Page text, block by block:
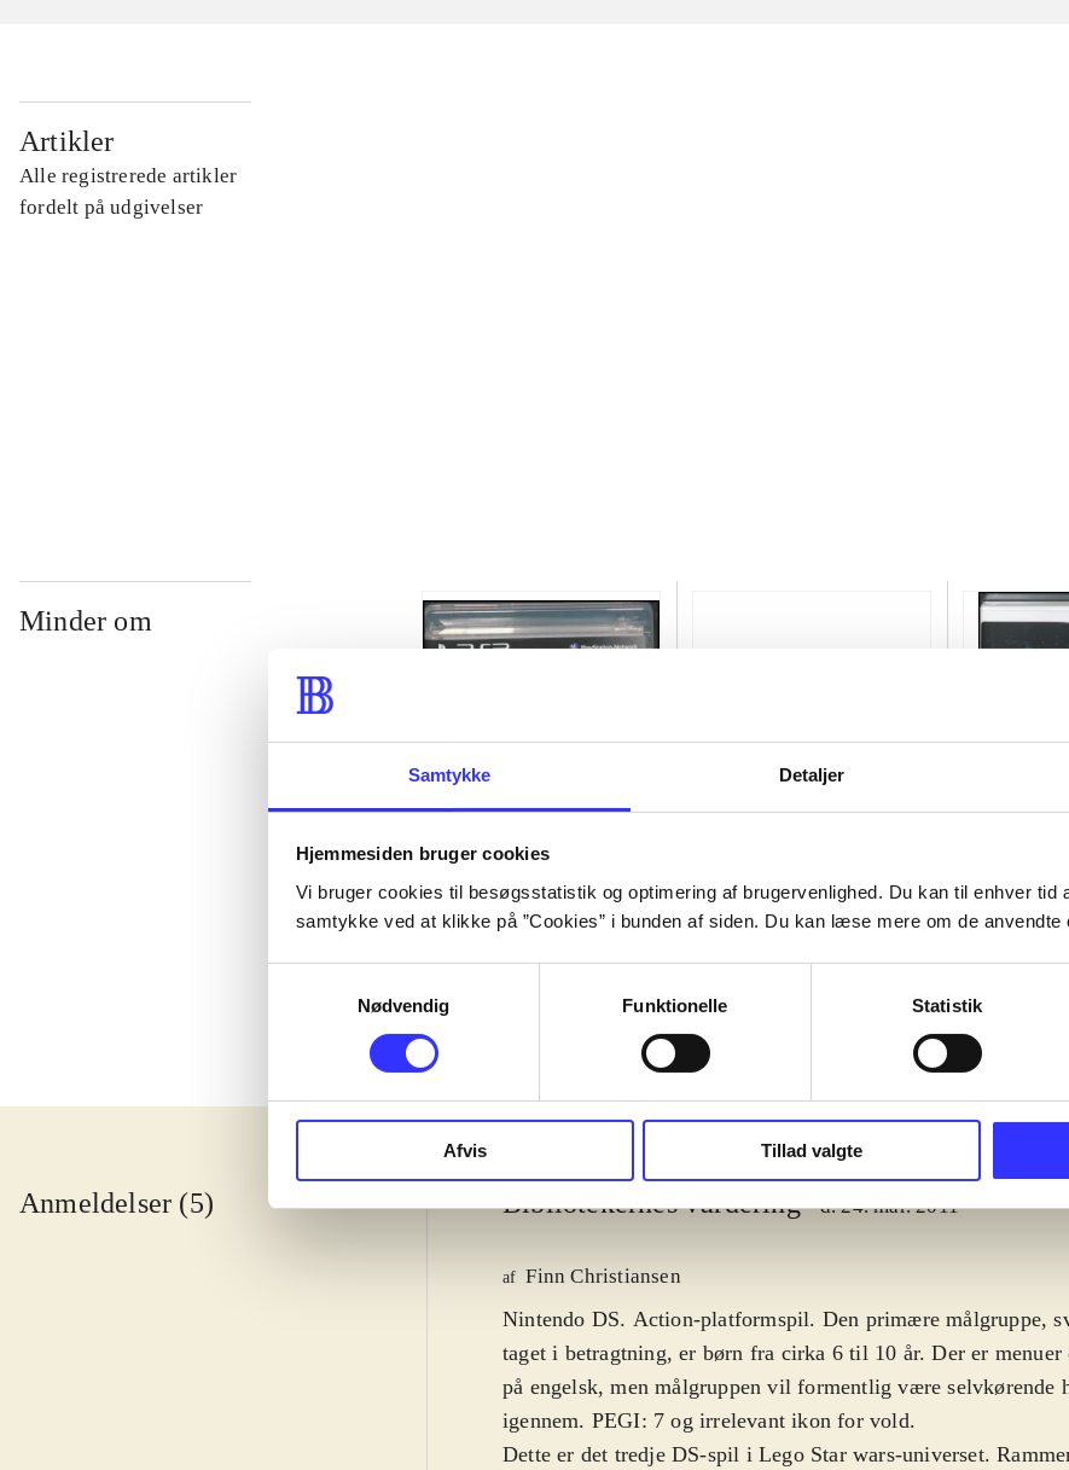
Samtykke Detaljer
Hjemmesiden bruger cookies
Vi bruger cookies til besøgsstatistik og optimering af brugervenlighed. Du kan til enhver
samtykke ved at klikke på ”Cookies” i bunden af siden. Du kan læse mere om de anvendte
Nødvendig
Funktionelle Statistik
Afvis Tillad valgte
Artikler
Alle registrerede artikler
fordelt på udgivelser
Minder om
Lego The lord of the rings
Transformers - dark of the
Lego star
Anmeldelser (5) Bibliotekernes vurdering d. 24. mar. 2011
af Finn Christiansen
Nintendo DS. Action-platformspil. Den primære målgruppe,
taget i betragtning, er børn fra cirka 6 til 10 år. Der er
på engelsk, men målgruppen vil formentlig være selvkørende
igennem. PEGI: 7 og irrelevant ikon for vold.
Dette er det tredje DS-spil i Lego Star wars-universet.